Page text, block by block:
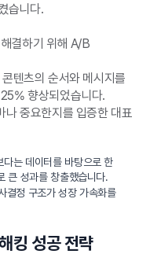
습니다.
결하기 위해 A/B
텐츠의 순서와 메시지를
향상되었습니다.
나 중요한지를 입증한 대표
는 데이터를 바탕으로 한
큰 성과를 창출했습니다.
결정 구조가 성장 가속화를
킹 성공 전략